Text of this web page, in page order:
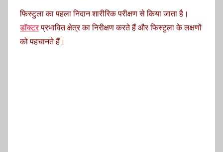
फिस्टुला का पहला निदान शारीरिक परीक्षण से किया जाता है।
डॉक्टरप्रभावित क्षेत्र का निरीक्षण करते हैं और फिस्टुला के लक्षणों
को पहचानते हैं।